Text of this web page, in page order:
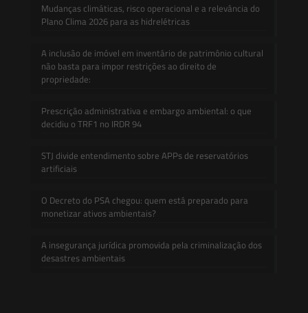
Mudanças climáticas, risco operacional e a relevância do
Plano Clima 2026 para as hidrelétricas
A inclusão de imóvel em inventário de patrimônio cultural
não basta para impor restrições ao direito de
propriedade:
Prescrição administrativa e embargo ambiental: o que
decidiu o TRF1 no IRDR 94
STJ divide entendimento sobre APPs de reservatórios
artificiais
O Decreto do PSA chegou: quem está preparado para
monetizar ativos ambientais?
A insegurança jurídica promovida pela criminalização dos
desastres ambientais